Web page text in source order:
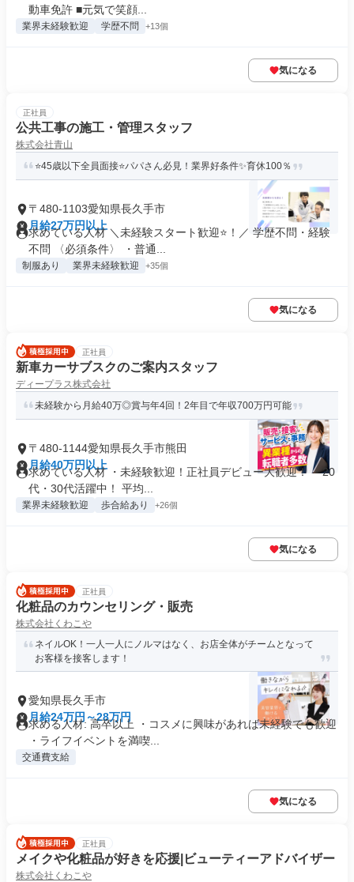
動車免許 ■元気で笑顔...
業界未経験歓迎 学歴不問 +13個
気になる
正社員
公共工事の施工・管理スタッフ
株式会社青山
⭐45歳以下全員面接⭐パパさん必見！業界好条件✨育休100％
〒480-1103愛知県長久手市
月給27万円以上
求めている人材 ＼未経験スタート歓迎⭐！／ 学歴不問・経験
不問 〈必須条件〉 ・普通...
制服あり 業界未経験歓迎 +35個
気になる
正社員
新車カーサブスクのご案内スタッフ
ディープラス株式会社
未経験から月給40万◎賞与年4回！2年目で年収700万円可能
〒480-1144愛知県長久手市熊田
月給40万円以上
求めている人材 ・未経験歓迎！正社員デビュー大歓迎！ ・20
代・30代活躍中！ 平均...
業界未経験歓迎 歩合給あり +26個
気になる
正社員
化粧品のカウンセリング・販売
株式会社くわこや
ネイルOK！一人一人にノルマはなく、お店全体がチームとなって
お客様を接客します！
愛知県長久手市
月給24万円～28万円
求める人材: 高卒以上 ・コスメに興味があれば未経験でも歓迎
・ライフイベントを満喫...
交通費支給
気になる
正社員
メイクや化粧品が好きを応援|ビューティーアドバイザー
株式会社くわこや